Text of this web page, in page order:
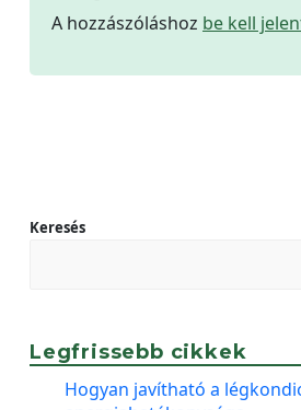
A hozzászóláshoz be kell
Keresés
Legfrissebb cikkek
Hogyan javítható a